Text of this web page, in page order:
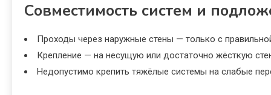
Совместимость систем и
Проходы через наружные стены — только с
Крепление — на несущую или достаточно жёсткую
Недопустимо крепить тяжёлые системы на слабые